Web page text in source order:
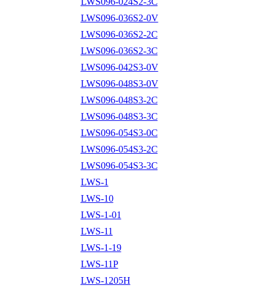
LWS096-036S2-0V
LWS096-036S2-2C
LWS096-036S2-3C
LWS096-042S3-0V
LWS096-048S3-0V
LWS096-048S3-2C
LWS096-048S3-3C
LWS096-054S3-0C
LWS096-054S3-2C
LWS096-054S3-3C
LWS-1
LWS-10
LWS-1-01
LWS-11
LWS-1-19
LWS-11P
LWS-1205H